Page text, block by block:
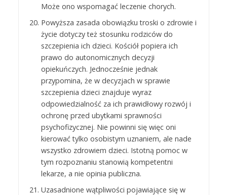
Może ono wspomagać leczenie chorych.
Powyższa zasada obowiązku troski o zdrowie i
życie dotyczy też stosunku rodziców do
szczepienia ich dzieci. Kościół popiera ich
prawo do autonomicznych decyzji
opiekuńczych. Jednocześnie jednak
przypomina, że w decyzjach w sprawie
szczepienia dzieci znajduje wyraz
odpowiedzialność za ich prawidłowy rozwój i
ochronę przed ubytkami sprawności
psychofizycznej. Nie powinni się więc oni
kierować tylko osobistym uznaniem, ale nade
wszystko zdrowiem dzieci. Istotną pomoc w
tym rozpoznaniu stanowią kompetentni
lekarze, a nie opinia publiczna.
Uzasadnione wątpliwości pojawiające się w